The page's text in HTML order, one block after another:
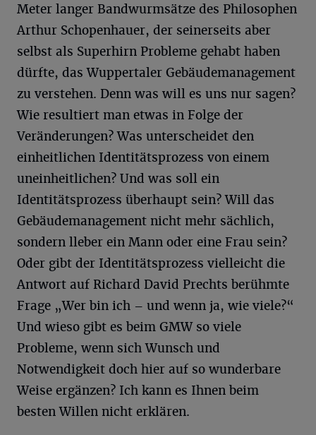
Meter langer Bandwurmsätze des Philosophen
Arthur Schopenhauer, der seinerseits aber
selbst als Superhirn Probleme gehabt haben
dürfte, das Wuppertaler Gebäudemanagement
zu verstehen. Denn was will es uns nur sagen?
Wie resultiert man etwas in Folge der
Veränderungen? Was unterscheidet den
einheitlichen Identitätsprozess von einem
uneinheitlichen? Und was soll ein
Identitätsprozess überhaupt sein? Will das
Gebäudemanagement nicht mehr sächlich,
sondern lleber ein Mann oder eine Frau sein?
Oder gibt der Identitätsprozess vielleicht die
Antwort auf Richard David Prechts berühmte
Frage „Wer bin ich – und wenn ja, wie viele?“
Und wieso gibt es beim GMW so viele
Probleme, wenn sich Wunsch und
Notwendigkeit doch hier auf so wunderbare
Weise ergänzen? Ich kann es Ihnen beim
besten Willen nicht erklären.